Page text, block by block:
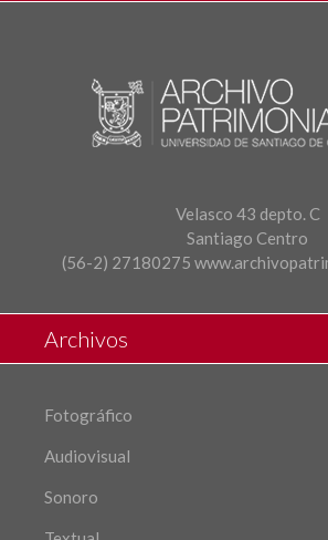
Velasco 43 depto. C
Santiago Centro
(56-2) 27180275
Archivos
Fotográfico
Audiovisual
Sonoro